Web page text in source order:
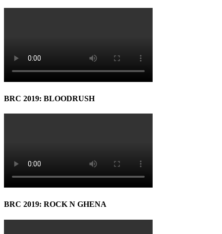
BRC 2019: BLOODRUSH
BRC 2019: ROCK N GHENA